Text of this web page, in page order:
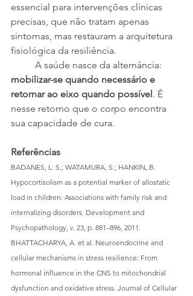
essencial para intervenções clínicas
precisas, que não tratam apenas
sintomas, mas restauram a arquitetura
fisiológica da resiliência.
	A saúde nasce da alternância:
mobilizar-se quando necessário e
retornar ao eixo quando possível. É
nesse retorno que o corpo encontra
sua capacidade de cura.
Referências
BADANES, L. S.; WATAMURA, S.; HANKIN, B.
Hypocortisolism as a potential marker of allostatic
load in children: Associations with family risk and
internalizing disorders. Development and
Psychopathology, v. 23, p. 881–896, 2011.
BHATTACHARYA, A. et al. Neuroendocrine and
cellular mechanisms in stress resilience: From
hormonal influence in the CNS to mitochondrial
dysfunction and oxidative stress. Journal of Cellular